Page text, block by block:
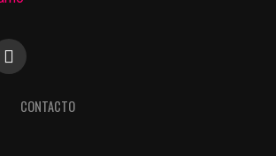
CONTACTO